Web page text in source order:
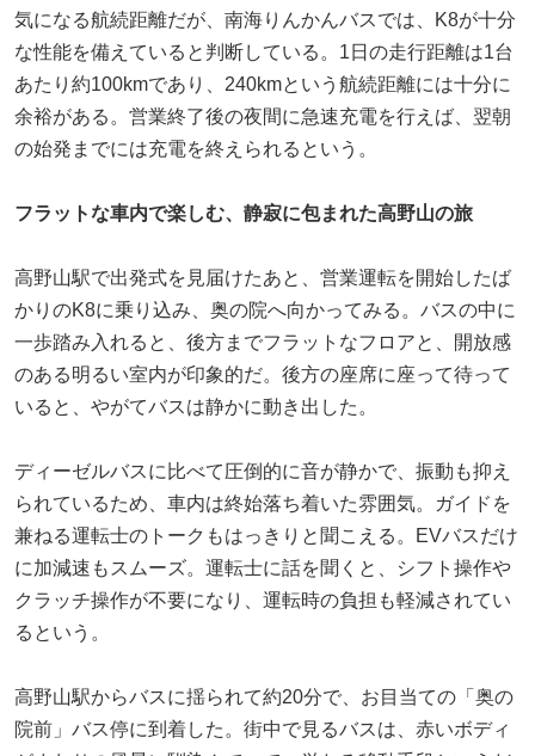
気になる航続距離だが、南海りんかんバスでは、K8が十分
な性能を備えていると判断している。1日の走行距離は1台
あたり約100kmであり、240kmという航続距離には十分に
余裕がある。営業終了後の夜間に急速充電を行えば、翌朝
の始発までには充電を終えられるという。
フラットな車内で楽しむ、静寂に包まれた高野山の旅
高野山駅で出発式を見届けたあと、営業運転を開始したば
かりのK8に乗り込み、奥の院へ向かってみる。バスの中に
一歩踏み入れると、後方までフラットなフロアと、開放感
のある明るい室内が印象的だ。後方の座席に座って待って
いると、やがてバスは静かに動き出した。
ディーゼルバスに比べて圧倒的に音が静かで、振動も抑え
られているため、車内は終始落ち着いた雰囲気。ガイドを
兼ねる運転士のトークもはっきりと聞こえる。EVバスだけ
に加減速もスムーズ。運転士に話を聞くと、シフト操作や
クラッチ操作が不要になり、運転時の負担も軽減されてい
るという。
高野山駅からバスに揺られて約20分で、お目当ての「奥の
院前」バス停に到着した。街中で見るバスは、赤いボディ